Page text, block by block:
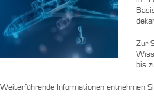
Zur
bis
Weiterführende Informationen entnehmen